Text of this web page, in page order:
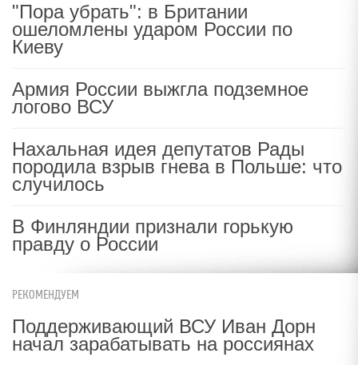
"Пора убрать": в Британии
ошеломлены ударом России по
Киеву
Армия России выжгла подземное
логово ВСУ
Нахальная идея депутатов Рады
породила взрыв гнева в Польше: что
случилось
В Финляндии признали горькую
правду о России
РЕКОМЕНДУЕМ
Поддерживающий ВСУ Иван Дорн
начал зарабатывать на россиянах